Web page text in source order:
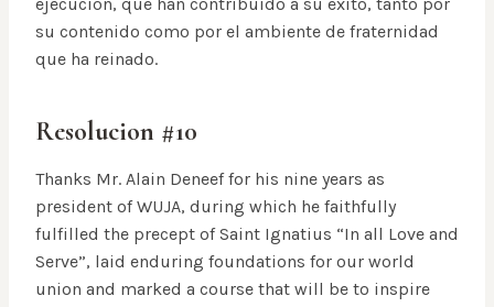
su contenido como por el ambiente de fraternidad
que ha reinado.
Resolucion #10
Thanks Mr. Alain Deneef for his nine years as
president of WUJA, during which he faithfully
fulfilled the precept of Saint Ignatius “In all Love and
Serve”, laid enduring foundations for our world
union and marked a course that will be to inspire